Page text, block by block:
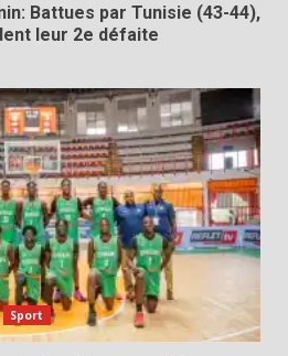
Battues par Tunisie (43-44),
leur 2e défaite
Sport